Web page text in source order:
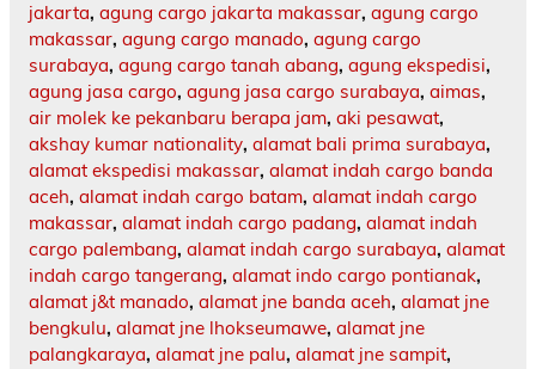
jakarta, agung cargo jakarta makassar, agung cargo
makassar, agung cargo manado, agung cargo
surabaya, agung cargo tanah abang, agung ekspedisi,
agung jasa cargo, agung jasa cargo surabaya, aimas,
air molek ke pekanbaru berapa jam, aki pesawat,
akshay kumar nationality, alamat bali prima surabaya,
alamat ekspedisi makassar, alamat indah cargo banda
aceh, alamat indah cargo batam, alamat indah cargo
makassar, alamat indah cargo padang, alamat indah
cargo palembang, alamat indah cargo surabaya, alamat
indah cargo tangerang, alamat indo cargo pontianak,
alamat j&t manado, alamat jne banda aceh, alamat jne
bengkulu, alamat jne lhokseumawe, alamat jne
palangkaraya, alamat jne palu, alamat jne sampit,